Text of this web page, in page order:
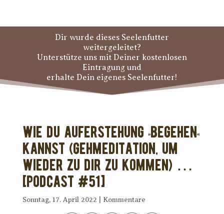
Dir wurde dieses Seelenfutter
weitergeleitet?
Unterstütze uns mit Deiner kostenlosen
Eintragung und
erhalte Dein eigenes Seelenfutter!
Wie Du Auferstehung »begehen«
kannst (Gehmeditation, um
wieder zu Dir zu kommen) …
[PODCAST #51]
Sonntag, 17. April 2022 Kommentare